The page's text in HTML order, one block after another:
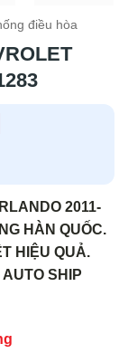
điều hòa
2011-
HÀN QUỐC.
HIỆU QUẢ.
SHIP